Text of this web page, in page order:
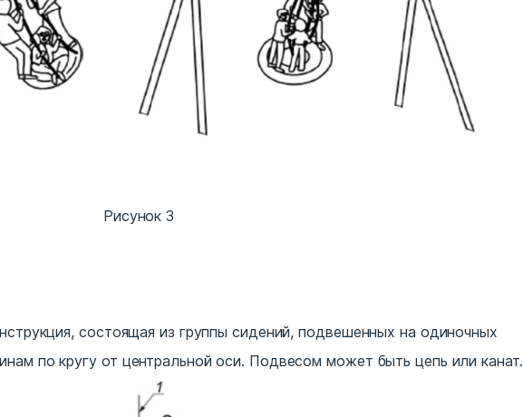
Рисунок 3
состоящая из группы сидений, подвешенных на одиночных
по кругу от центральной оси. Подвесом может быть цепь или канат.